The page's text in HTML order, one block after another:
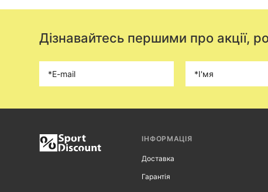
Дізнавайтесь першими про акції,
ІНФОРМАЦІЯ
Доставка
Гарантія